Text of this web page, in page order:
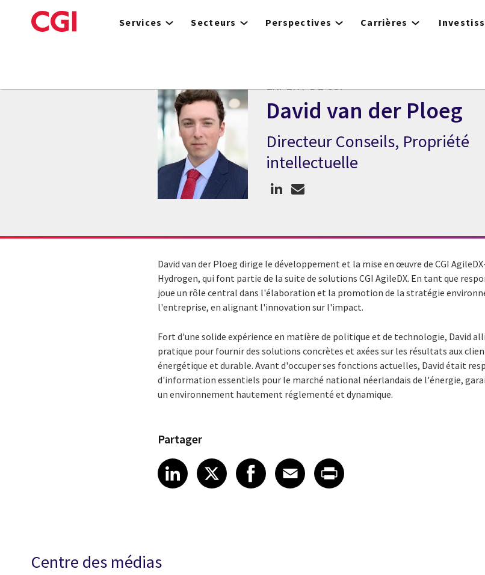
to
Services Secteurs Perspectives Carrières
EXPERT DE CGI
David van der Ploeg
Expert de CGI David van der Ploeg
Directeur Conseils, Propriété
intellectuelle
David van der Ploeg dirige le développement et la mise en œuvre de CGI
Hydrogen, qui font partie de la suite de solutions CGI AgileDX. En tant que
joue un rôle central dans l'élaboration et la promotion de la stratégie
l'entreprise, en alignant l'innovation sur l'impact.
Fort d'une solide expérience en matière de politique et de technologie, David
pratique pour fournir des solutions concrètes et axées sur les résultats aux
énergétique et durable. Avant d'occuper ses fonctions actuelles, David était
d'information essentiels pour le marché national néerlandais de l'énergie,
un environnement hautement réglementé et dynamique.
Partager
Share article on LinkedIn
LinkedIn
Share article on X
XShare article on Facebook
Facebook
Share article on Email
Email
Share article on Print
Centre des médias